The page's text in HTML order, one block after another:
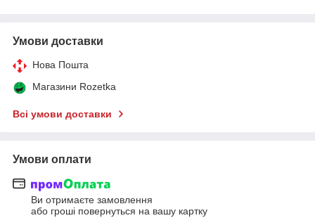
Умови доставки
Нова Пошта
Магазини Rozetka
Всі умови доставки
Умови оплати
Ви отримаєте замовлення
або гроші повернуться на вашу картку